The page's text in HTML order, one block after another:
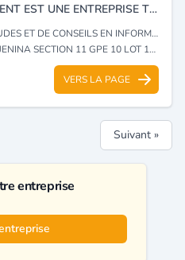
EURL INOVASK DEVELOPMENT EST UNE ENTREPRISE TECHNOLOGIQUE ALGERIENNE SPECIALISEE DANS LE DEVELOPPEMENT DE SOLUTIONS NUMERIQUES INNOVANTES. NOUS ACCOMPAGNONS LES ENTREPRISES DANS LEUR TRANSFORMATION DIGITALE EN CONCEVANT DES PLATEFORMES SUR MESURE, EN INTEGRANT LES TECHNOLOGIES DE POINTE (CLOUD, INTELLIGENCE ARTIFICIELLE, DATA) ET EN ELABORANT DES STRATEGIES ADAPTEES A LEURS BESOINS. NOTRE MISSION EST DE STIMULER LA CROISSANCE DIGITALE DES ENTREPRISES DU MAGHREB ET DE RENFORCER LE LIEN ENTRE L’INNOVATION LOCALE ET LES EXIGENCES DU MARCHE INTERNATIONAL.
CONSEILS EN INFORMATIQUE (CONSULTING)
11 GPE 10 LOT 1163 BUREAU 1 MOHAMMADIA - ALGER
VERS LA PAGE
Suivant »
entreprise